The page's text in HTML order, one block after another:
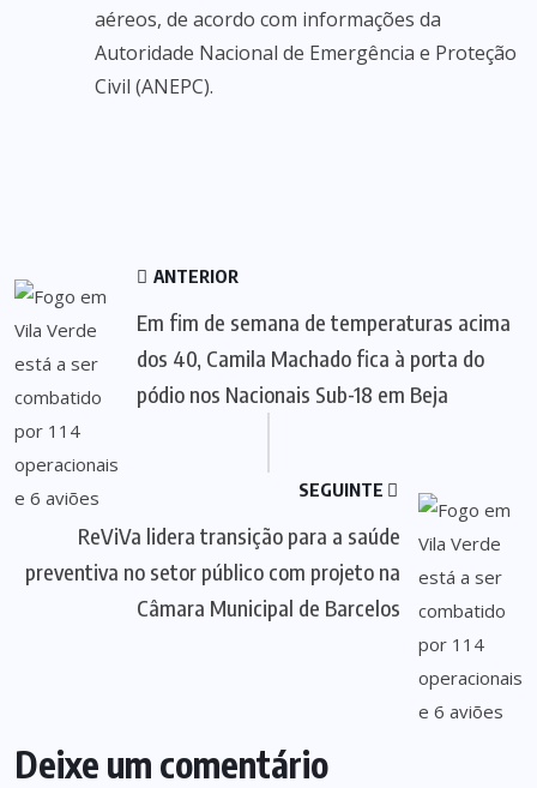
aéreos, de acordo com informações da
Autoridade Nacional de Emergência e Proteção
Civil (ANEPC).
ANTERIOR
Em fim de semana de temperaturas acima
dos 40, Camila Machado fica à porta do
pódio nos Nacionais Sub-18 em Beja
SEGUINTE
ReViVa lidera transição para a saúde
preventiva no setor público com projeto na
Câmara Municipal de Barcelos
Deixe um comentário